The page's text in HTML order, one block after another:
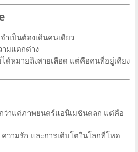
ำเป็นต้องเดินคนเดียว
ามแตกต่าง
ได้หมายถึงสายเลือด แต่คือคนที่อยู่เคียง
ว่าแค่ภาพยนตร์แอนิเมชันตลก แต่คือ
วามรัก และการเติบโตในโลกที่โหด